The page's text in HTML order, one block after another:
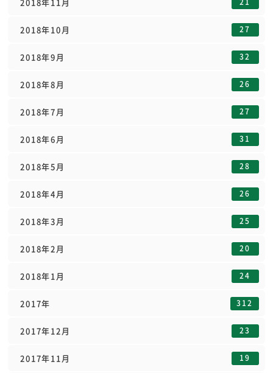
2018年10月 27
2018年9月 32
2018年8月 26
2018年7月 27
2018年6月 31
2018年5月 28
2018年4月 26
2018年3月 25
2018年2月 20
2018年1月 24
2017年 312
2017年12月 23
2017年11月 19